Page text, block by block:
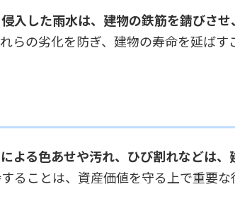
入した雨水は、建物の鉄筋を錆びさ
の劣化を防ぎ、建物の寿命を延ばす
よる色あせや汚れ、ひび割れなどは
ことは、資産価値を守る上で重要な